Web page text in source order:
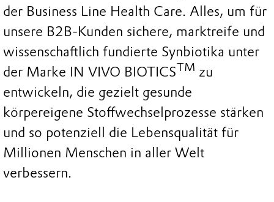
der Business Line Health Care. Alles, um für
unsere B2B-Kunden sichere, marktreife und
wissenschaftlich fundierte Synbiotika unter
der Marke IN VIVO BIOTICSTM zu
entwickeln, die gezielt gesunde
körpereigene Stoffwechselprozesse stärken
und so potenziell die Lebensqualität für
Millionen Menschen in aller Welt
verbessern.